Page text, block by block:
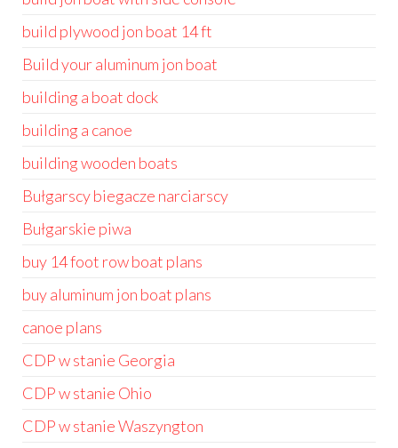
build plywood jon boat 14 ft
Build your aluminum jon boat
building a boat dock
building a canoe
building wooden boats
Bułgarscy biegacze narciarscy
Bułgarskie piwa
buy 14 foot row boat plans
buy aluminum jon boat plans
canoe plans
CDP w stanie Georgia
CDP w stanie Ohio
CDP w stanie Waszyngton